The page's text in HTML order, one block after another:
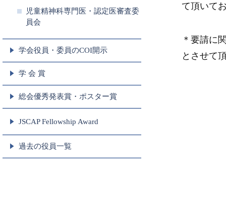
て頂いて
＊要請に
とさせて
児童精神科専門医・認定医審査委
員会
学会役員・委員のCOI開示
学 会 賞
総会優秀発表賞・ポスター賞
JSCAP Fellowship Award
過去の役員一覧